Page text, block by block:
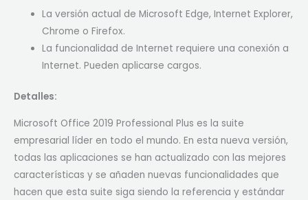
La versión actual de Microsoft Edge, Internet Explorer,
Chrome o Firefox.
La funcionalidad de Internet requiere una conexión a
Internet. Pueden aplicarse cargos.
Detalles:
Microsoft Office 2019 Professional Plus es la suite
empresarial líder en todo el mundo. En esta nueva versión,
todas las aplicaciones se han actualizado con las mejores
características y se añaden nuevas funcionalidades que
hacen que esta suite siga siendo la referencia y estándar